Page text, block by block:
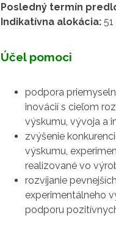
Posledný termín
Indikatívna alokácia:
Účel pomoci
podpora
inovácií s cieľom
výskumu, vývoja a
zvýšenie
výskumu,
realizované vo
rozvíjanie
experimentálneho
podporu